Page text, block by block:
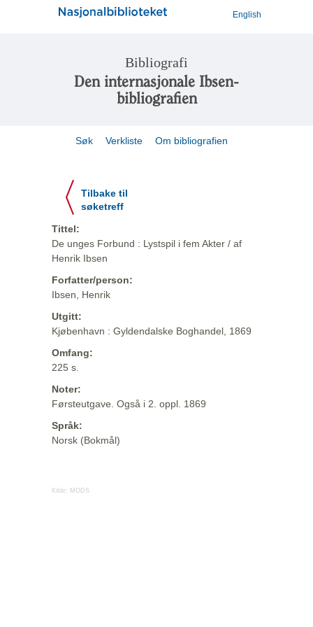
English
Bibliografi
Den internasjonale Ibsen-
bibliografien
Søk Verkliste Om bibliografien
Tilbake til
søketreff
Tittel:
De unges Forbund : Lystspil i fem Akter / af
Henrik Ibsen
Forfatter/person:
Ibsen, Henrik
Utgitt:
Kjøbenhavn : Gyldendalske Boghandel, 1869
Omfang:
225 s.
Noter:
Førsteutgave. Også i 2. oppl. 1869
Språk:
Norsk (Bokmål)
Kilde: MODS